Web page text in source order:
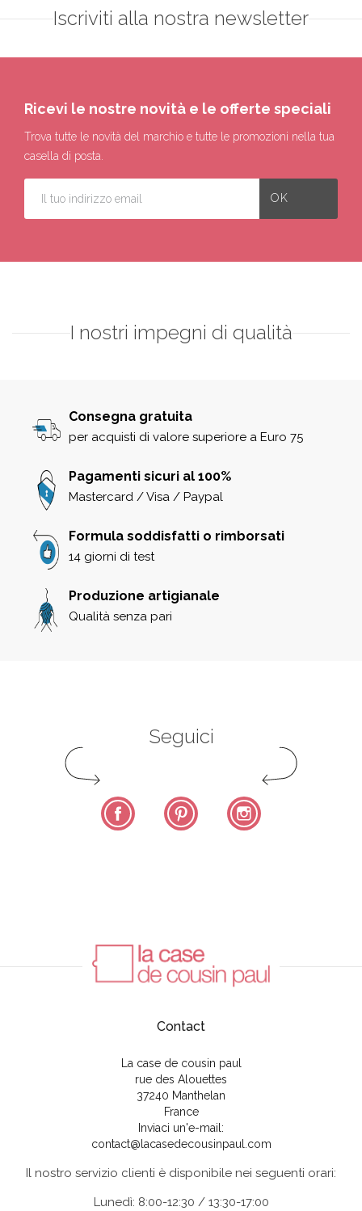
Iscriviti alla nostra newsletter
Ricevi le nostre novità e le offerte speciali
Trova tutte le novità del marchio e tutte le promozioni nella tua
casella di posta.
I nostri impegni di qualità
Consegna gratuita
per acquisti di valore superiore a Euro 75
Pagamenti sicuri al 100%
Mastercard / Visa / Paypal
Formula soddisfatti o rimborsati
14 giorni di test
Produzione artigianale
Qualità senza pari
Seguici
Facebook Pinterest
Contact
La case de cousin paul
rue des Alouettes
37240 Manthelan
France
Inviaci un'e-mail:
contact@lacasedecousinpaul.com
Il nostro servizio clienti è disponibile nei seguenti orari:
Lunedì: 8:00-12:30 / 13:30-17:00